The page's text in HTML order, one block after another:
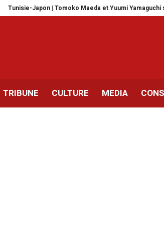
| Tomoko Maeda et Yuumi Yamaguchi sur la scène
TRIBUNE CULTURE MEDIA